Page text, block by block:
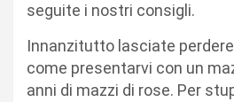
seguite i nostri consigli.
Innanzitutto lasciate
come presentarvi con un
anni di mazzi di rose. Per